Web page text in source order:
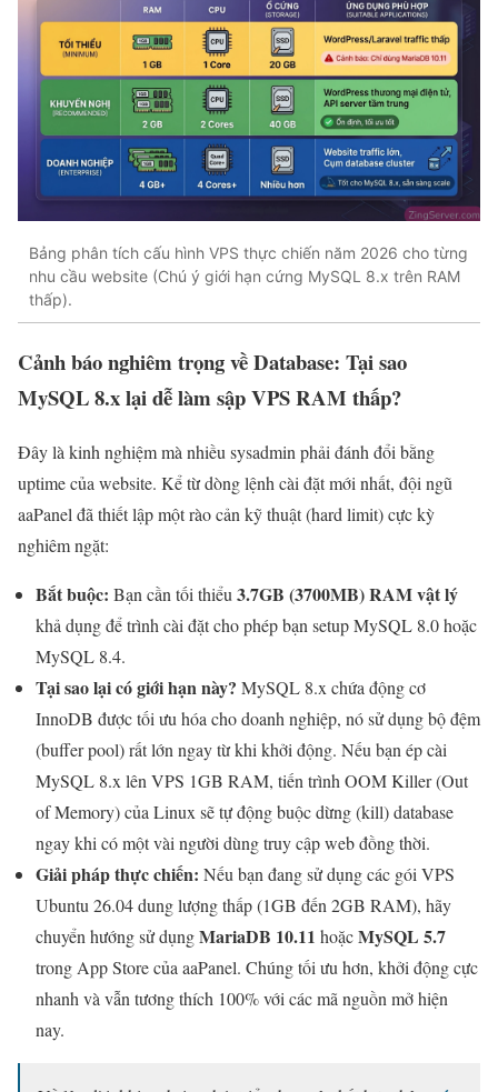
Bảng phân tích cấu hình VPS thực chiến năm 2026 cho từng
nhu cầu website (Chú ý giới hạn cứng MySQL 8.x trên RAM
thấp).
Cảnh báo nghiêm trọng về Database: Tại sao
MySQL 8.x lại dễ làm sập VPS RAM thấp?
Đây là kinh nghiệm mà nhiều sysadmin phải đánh đổi bằng
uptime của website. Kể từ dòng lệnh cài đặt mới nhất, đội ngũ
aaPanel đã thiết lập một rào cản kỹ thuật (hard limit) cực kỳ
nghiêm ngặt:
Bắt buộc: Bạn cần tối thiểu 3.7GB (3700MB) RAM vật lý
khả dụng để trình cài đặt cho phép bạn setup MySQL 8.0 hoặc
MySQL 8.4.
Tại sao lại có giới hạn này? MySQL 8.x chứa động cơ
InnoDB được tối ưu hóa cho doanh nghiệp, nó sử dụng bộ đệm
(buffer pool) rất lớn ngay từ khi khởi động. Nếu bạn ép cài
MySQL 8.x lên VPS 1GB RAM, tiến trình OOM Killer (Out
of Memory) của Linux sẽ tự động buộc dừng (kill) database
ngay khi có một vài người dùng truy cập web đồng thời.
Giải pháp thực chiến: Nếu bạn đang sử dụng các gói VPS
Ubuntu 26.04 dung lượng thấp (1GB đến 2GB RAM), hãy
chuyển hướng sử dụngMariaDB 10.11 hoặcMySQL 5.7
trong App Store của aaPanel. Chúng tối ưu hơn, khởi động cực
nhanh và vẫn tương thích 100% với các mã nguồn mở hiện
nay.